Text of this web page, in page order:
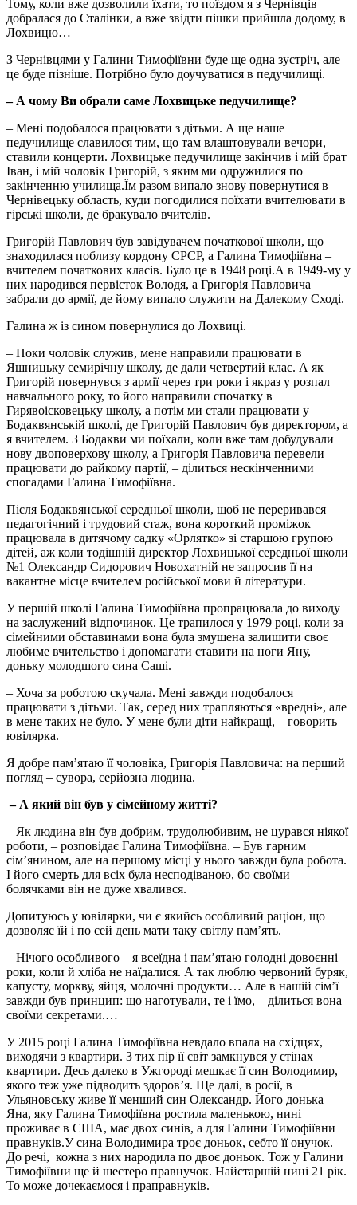
Тому, коли вже дозволили їхати, то поїздом я з Чернівців
добралася до Сталінки, а вже звідти пішки прийшла додому, в
Лохвицю…
З Чернівцями у Галини Тимофіївни буде ще одна зустріч, але
це буде пізніше. Потрібно було доучуватися в педучилищі.
– А чому Ви обрали саме Лохвицьке педучилище?
– Мені подобалося працювати з дітьми. А ще наше
педучилище славилося тим, що там влаштовували вечори,
ставили концерти. Лохвицьке педучилище закінчив і мій брат
Іван, і мій чоловік Григорій, з яким ми одружилися по
закінченню училища.Їм разом випало знову повернутися в
Чернівецьку область, куди погодилися поїхати вчителювати в
гірські школи, де бракувало вчителів.
Григорій Павлович був завідувачем початкової школи, що
знаходилася поблизу кордону СРСР, а Галина Тимофіївна –
вчителем початкових класів. Було це в 1948 році.А в 1949-му у
них народився первісток Володя, а Григорія Павловича
забрали до армії, де йому випало служити на Далекому Сході.
Галина ж із сином повернулися до Лохвиці.
– Поки чоловік служив, мене направили працювати в
Яшницьку семирічну школу, де дали четвертий клас. А як
Григорій повернувся з армії через три роки і якраз у розпал
навчального року, то його направили спочатку в
Гирявоісковецьку школу, а потім ми стали працювати у
Бодаквянській школі, де Григорій Павлович був директором, а
я вчителем. З Бодакви ми поїхали, коли вже там добудували
нову двоповерхову школу, а Григорія Павловича перевели
працювати до райкому партії, – ділиться нескінченними
спогадами Галина Тимофіївна.
Після Бодаквянської середньої школи, щоб не переривався
педагогічний і трудовий стаж, вона короткий проміжок
працювала в дитячому садку «Орлятко» зі старшою групою
дітей, аж коли тодішній директор Лохвицької середньої школи
№1 Олександр Сидорович Новохатній не запросив її на
вакантне місце вчителем російської мови й літератури.
У першій школі Галина Тимофіївна пропрацювала до виходу
на заслужений відпочинок. Це трапилося у 1979 році, коли за
сімейними обставинами вона була змушена залишити своє
любиме вчительство і допомагати ставити на ноги Яну,
доньку молодшого сина Саші.
– Хоча за роботою скучала. Мені завжди подобалося
працювати з дітьми. Так, серед них трапляються «вредні», але
в мене таких не було. У мене були діти найкращі, – говорить
ювілярка.
Я добре пам’ятаю її чоловіка, Григорія Павловича: на перший
погляд – сувора, серйозна людина.
– А який він був у сімейному житті?
– Як людина він був добрим, трудолюбивим, не цурався ніякої
роботи, – розповідає Галина Тимофіївна. – Був гарним
сім’янином, але на першому місці у нього завжди була робота.
І його смерть для всіх була несподіваною, бо своїми
болячками він не дуже хвалився.
Допитуюсь у ювілярки, чи є якийсь особливий раціон, що
дозволяє їй і по сей день мати таку світлу пам’ять.
– Нічого особливого – я всеїдна і пам’ятаю голодні довоєнні
роки, коли й хліба не наїдалися. А так люблю червоний буряк,
капусту, моркву, яйця, молочні продукти… Але в нашій сім’ї
завжди був принцип: що наготували, те і їмо, – ділиться вона
своїми секретами.…
У 2015 році Галина Тимофіївна невдало впала на східцях,
виходячи з квартири. З тих пір її світ замкнувся у стінах
квартири. Десь далеко в Ужгороді мешкає її син Володимир,
якого теж уже підводить здоров’я. Ще далі, в росії, в
Ульяновську живе її менший син Олександр. Його донька
Яна, яку Галина Тимофіївна ростила маленькою, нині
проживає в США, має двох синів, а для Галини Тимофіївни
правнуків.У сина Володимира троє доньок, себто її онучок.
До речі, кожна з них народила по двоє доньок. Тож у Галини
Тимофіївни ще й шестеро правнучок. Найстаршій нині 21 рік.
То може дочекаємося і праправнуків.